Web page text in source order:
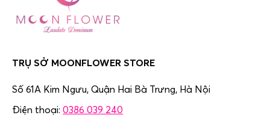
TRỤ SỞ MOONFLOWER STORE
Số 61A Kim Ngưu, Quận Hai Bà Trưng, Hà Nội
Điện thoại: 0386 039 240